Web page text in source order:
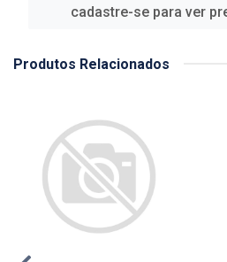
cadastre-se para ver
Produtos Relacionados